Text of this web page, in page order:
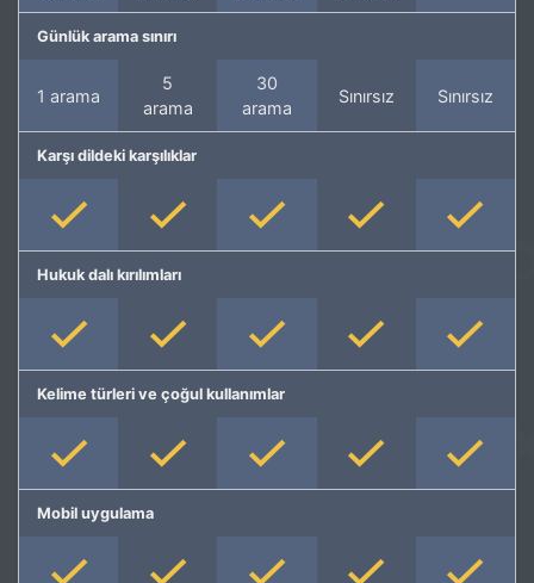
Günlük arama sınırı
1 arama
5
arama
30
arama
Sınırsız Sınırsız
Karşı dildeki karşılıklar
Hukuk dalı kırılımları
Kelime türleri ve çoğul kullanımlar
Mobil uygulama